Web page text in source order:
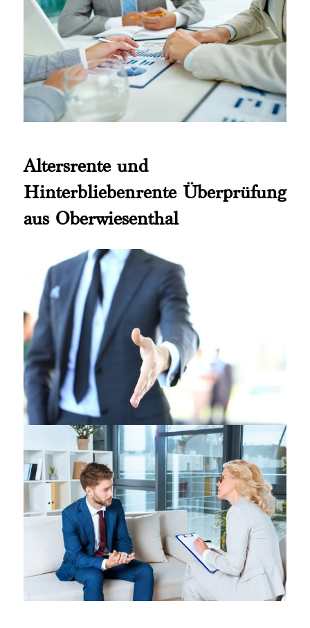
Altersrente und
Hinterbliebenrente Überprüfung
aus Oberwiesenthal